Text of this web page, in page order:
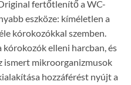
fertőtlenítő a WC-
eszköze: kíméletlen a
kórokozókkal szemben.
elleni harcban, és
ismert mikroorganizmusok
hozzáférést nyújt a